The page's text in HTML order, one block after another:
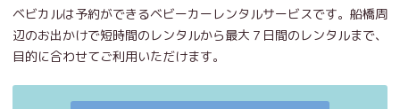
ベビカルは予約ができるベビーカーレンタルサービスです。船橋周
辺のお出かけで短時間のレンタルから最大７日間のレンタルまで、
目的に合わせてご利用いただけます。